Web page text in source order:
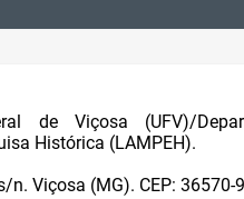
de Viçosa (UFV)/
Histórica (LAMPEH).
n. Viçosa (MG). CEP: 36570-